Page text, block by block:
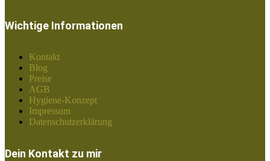
Wichtige Informationen
Kontakt
Blog
Preise
AGB
Hygiene-Konzept
Impressum
Datenschutzerklärung
Dein Kontakt zu mir